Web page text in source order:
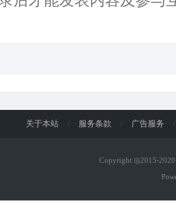
关于本站 / 服务条款 / 广告服务 /
Copyright ◎2015-